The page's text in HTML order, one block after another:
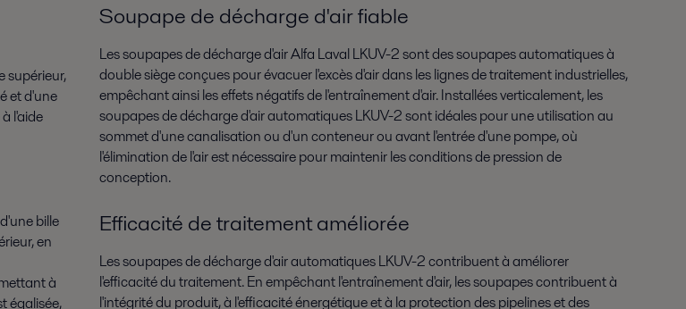
supérieur,
et d'une
l'aide
bille
en
à
égalisée,
Soupape de décharge d'air fiable
Les soupapes de décharge d'air Alfa Laval LKUV-2 sont des soupapes automatiques à
double siège conçues pour évacuer l'excès d'air dans les lignes de traitement industrielles,
empêchant ainsi les effets négatifs de l'entraînement d'air. Installées verticalement, les
soupapes de décharge d'air automatiques LKUV-2 sont idéales pour une utilisation au
sommet d'une canalisation ou d'un conteneur ou avant l'entrée d'une pompe, où
l'élimination de l'air est nécessaire pour maintenir les conditions de pression de
conception.
Efficacité de traitement améliorée
Les soupapes de décharge d'air automatiques LKUV-2 contribuent à améliorer
l'efficacité du traitement. En empêchant l'entraînement d'air, les soupapes contribuent à
l'intégrité du produit, à l'efficacité énergétique et à la protection des pipelines et des